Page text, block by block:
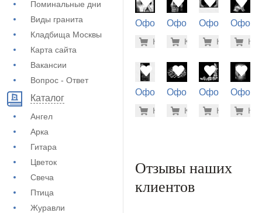
Поминальные дни
Виды гранита
Кладбища Москвы
Карта сайта
Вакансии
Вопрос - Ответ
Каталог
Ангел
Арка
Гитара
Цветок
Свеча
Птица
Журавли
Оформление
(71-921)
-7% 1.900
Купить
Оформление
(71-974)
-7%
Купить
Оформление
(73-168)
-
Купить(73-
Оформление
(72-604)
-7% 5.600
Купить
Оформление
(72-462)
-7%
Купить
Оформление
(71-648)
-
Купить(73-
Отзывы наших
клиентов